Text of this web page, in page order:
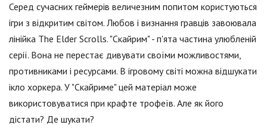
Серед сучасних геймерів величезним попитом користуються
ігри з відкритим світом. Любов і визнання гравців завоювала
лінійка The Elder Scrolls. "Скайрим" - п'ята частина улюбленій
серії. Вона не перестає дивувати своїми можливостями,
противниками і ресурсами. В ігровому світі можна відшукати
ікло хоркера. У "Скайриме" цей матеріал може
використовуватися при крафте трофеїв. Але як його
дістати? Де шукати?